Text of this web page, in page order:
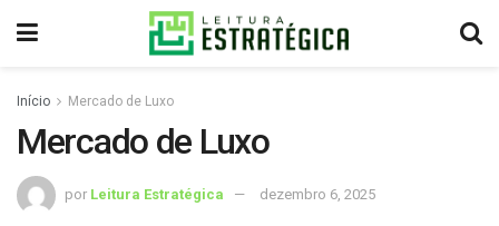
Início Mercado de Luxo
Mercado de Luxo
por Leitura Estratégica dezembro 6, 2025